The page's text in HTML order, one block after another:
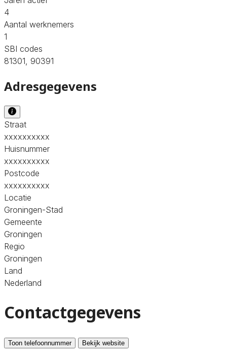
4
Aantal werknemers
1
SBI codes
81301, 90391
Adresgegevens
Straat
xxxxxxxxxx
Huisnummer
xxxxxxxxxx
Postcode
xxxxxxxxxx
Locatie
Groningen-Stad
Gemeente
Groningen
Regio
Groningen
Land
Nederland
Contactgegevens
Toon telefoonnummer Bekijk website